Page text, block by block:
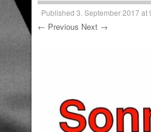
Published 3. September 2017at
← Previous Next →